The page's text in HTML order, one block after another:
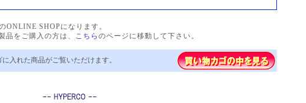
ONLINE SHOPになります。
品をご購入の方は、 こちら のページに移動して下さい。
入れた商品がご覧いただけます。